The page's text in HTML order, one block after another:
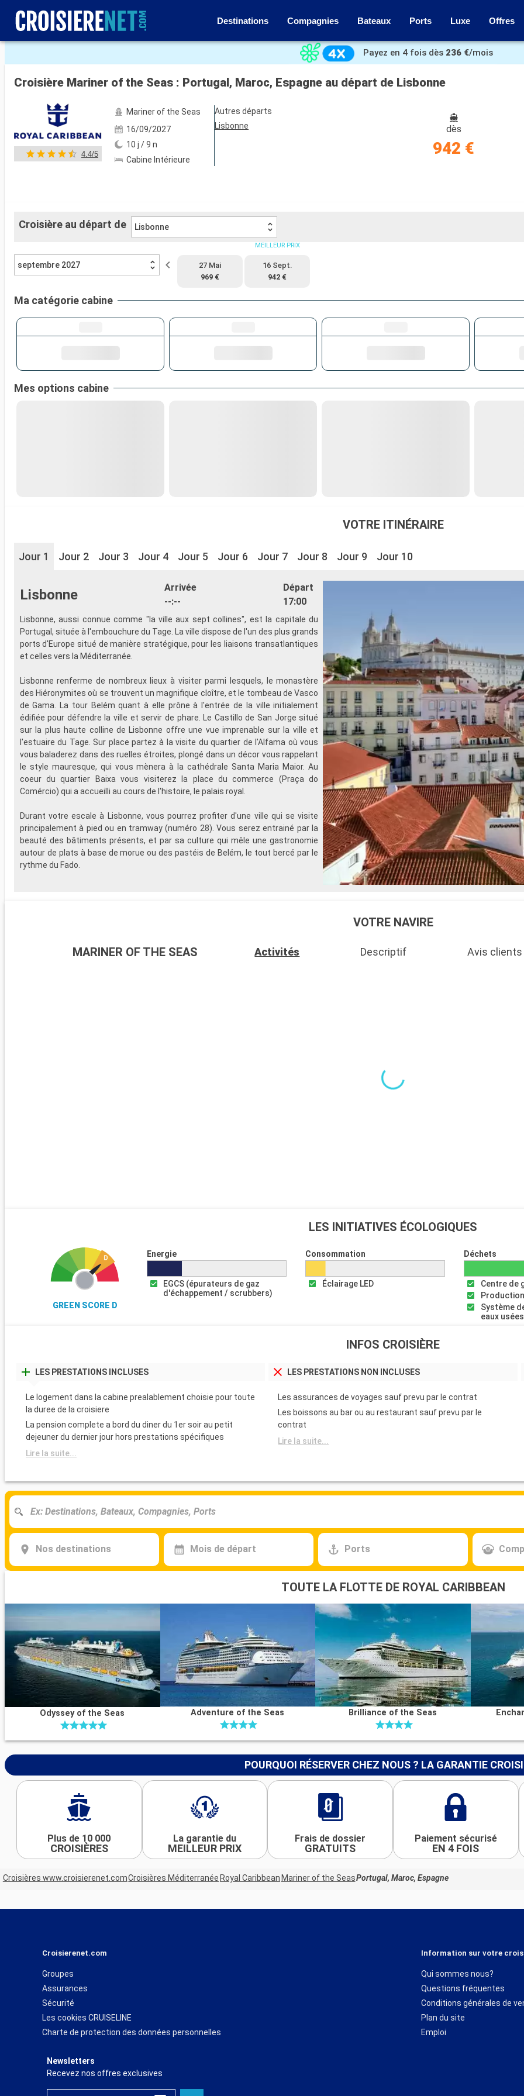
Destinations Compagnies Bateaux Ports Luxe Offres
Voir les 125 autres photos
Payez en 4 fois dès 236 €/mois
Croisière Mariner of the Seas : Portugal, Maroc, Espagne au départ de Lisbonne
4.4/5
Mariner of the Seas
16/09/2027
10 j / 9 n
Cabine Intérieure
Autres départs
Lisbonne
dès
942 €
Croisière au départ de Lisbonne
septembre 2027
27 Mai
969 €
MEILLEUR PRIX
16 Sept.
942 €
Ma catégorie cabine
Mes options cabine
VOTRE ITINÉRAIRE
Jour 1 Jour 2 Jour 3 Jour 4 Jour 5 Jour 6 Jour 7 Jour 8 Jour 9 Jour 10
Lisbonne
Arrivée
--:--
Départ
17:00
Lisbonne, aussi connue comme "la ville aux sept collines", est la capitale du
Portugal, située à l'embouchure du Tage. La ville dispose de l'un des plus grands
ports d'Europe situé de manière stratégique, pour les liaisons transatlantiques
et celles vers la Méditerranée.
Lisbonne renferme de nombreux lieux à visiter parmi lesquels, le monastère
des Hiéronymites où se trouvent un magnifique cloître, et le tombeau de Vasco
de Gama. La tour Belém quant à elle prône à l'entrée de la ville initialement
édifiée pour défendre la ville et servir de phare. Le Castillo de San Jorge situé
sur la plus haute colline de Lisbonne offre une vue imprenable sur la ville et
l'estuaire du Tage. Sur place partez à la visite du quartier de l'Alfama où vous
vous baladerez dans des ruelles étroites, plongé dans un décor vous rappelant
le style mauresque, qui vous mènera à la cathédrale Santa Maria Maior. Au
coeur du quartier Baixa vous visiterez la place du commerce (Praça do
Comércio) qui a accueilli au cours de l'histoire, le palais royal.
Durant votre escale à Lisbonne, vous pourrez profiter d'une ville qui se visite
principalement à pied ou en tramway (numéro 28). Vous serez entrainé par la
beauté des bâtiments présents, et par sa culture qui mêle une gastronomie
autour de plats à base de morue ou des pastéis de Belém, le tout bercé par le
rythme du Fado.
VOTRE NAVIRE
MARINER OF THE SEAS Activités Descriptif Avis clients
LES INITIATIVES ÉCOLOGIQUES
GREEN SCORE D
Energie
EGCS (épurateurs de gaz
d'échappement / scrubbers)
Consommation
Éclairage LED
Déchets
Centre de
Système
eaux usées
INFOS CROISIÈRE
LES PRESTATIONS INCLUSES
Le logement dans la cabine prealablement choisie pour toute
la duree de la croisiere
La pension complete a bord du diner du 1er soir au petit
dejeuner du dernier jour hors prestations spécifiques
Lire la suite...
LES PRESTATIONS NON INCLUSES
Les assurances de voyages sauf prevu par le contrat
Les boissons au bar ou au restaurant sauf prevu par le
contrat
Lire la suite...
Nos destinations Mois de départ Ports
TOUTE LA FLOTTE DE ROYAL CARIBBEAN
Odyssey of the Seas Adventure of the Seas Brilliance of the Seas
POURQUOI RÉSERVER CHEZ NOUS ? LA GARANTIE
Plus de 10 000
CROISIÈRES
La garantie du
MEILLEUR PRIX
Frais de dossier
GRATUITS
Paiement sécurisé
EN 4 FOIS
Croisières www.croisierenet.comCroisières Méditerranée Royal Caribbean Mariner of the SeasPortugal, Maroc, Espagne
Croisierenet.com
Groupes
Assurances
Sécurité
Les cookies CRUISELINE
Charte de protection des données personnelles
Information sur votre
Qui sommes nous?
Questions fréquentes
Conditions générales de
Plan du site
Emploi
Newsletters
Recevez nos offres exclusives